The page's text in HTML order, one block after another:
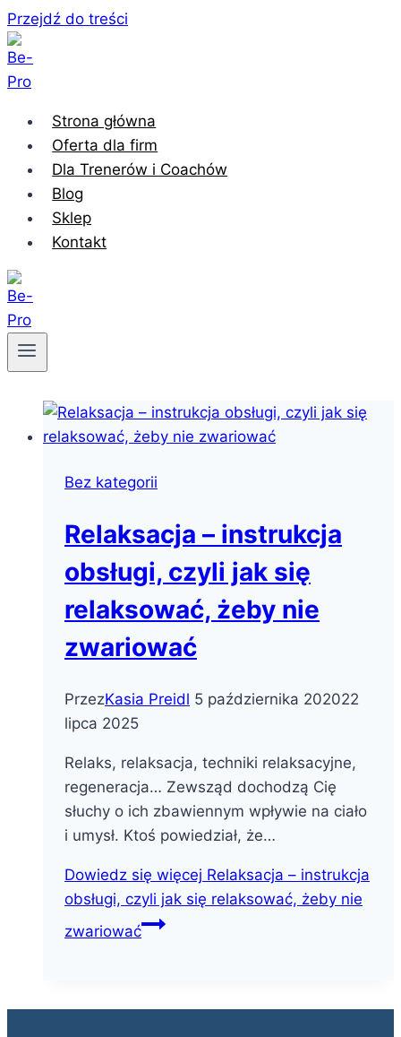
Przejdź do treści
Strona główna
Oferta dla firm
Dla Trenerów i Coachów
Blog
Sklep
Kontakt
Bez kategorii
Relaksacja – instrukcja
obsługi, czyli jak się
relaksować, żeby nie
zwariować
PrzezKasia Preidl 5 października 202022
lipca 2025
Relaks, relaksacja, techniki relaksacyjne,
regeneracja… Zewsząd dochodzą Cię
słuchy o ich zbawiennym wpływie na ciało
i umysł. Ktoś powiedział, że…
Dowiedz się więcej Relaksacja – instrukcja
obsługi, czyli jak się relaksować, żeby nie
zwariować